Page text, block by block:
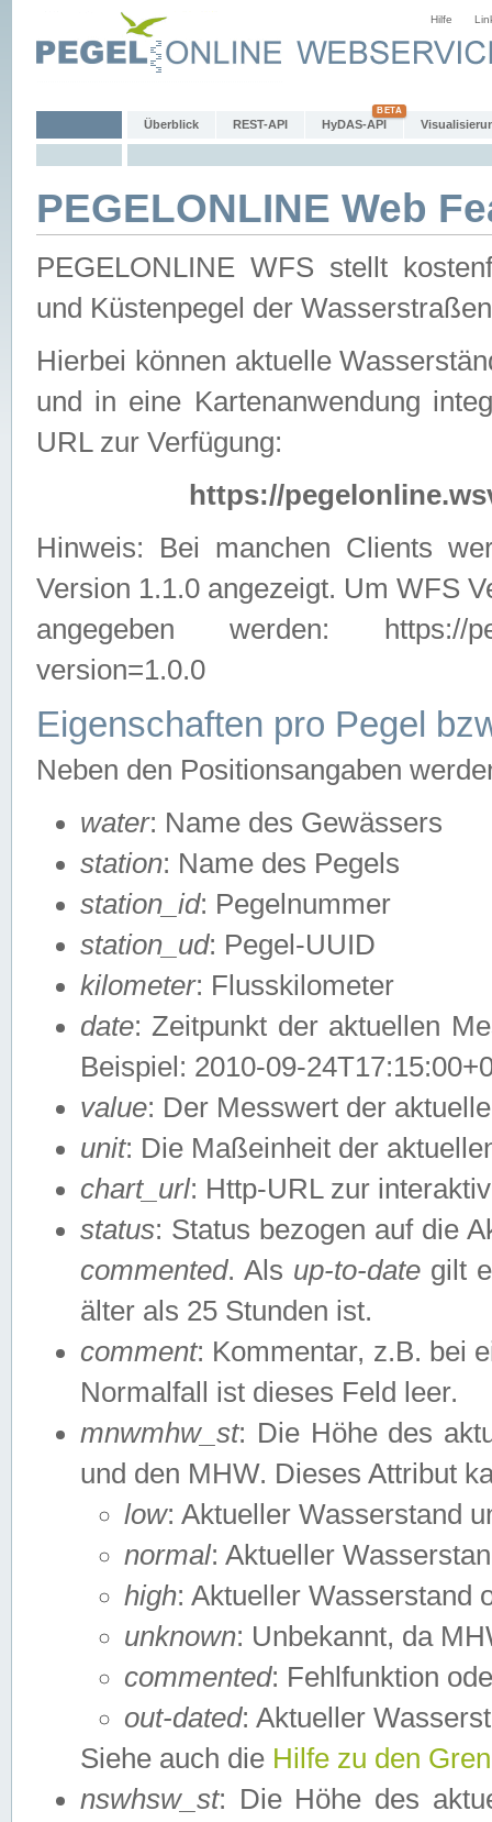
Hilfe
Überblick REST-API HyDAS-API
PEGELONLINE Web
PEGELONLINE WFS stellt
und Küstenpegel der
Hierbei können aktuelle
und in eine Kartenanwendung
URL zur Verfügung:
https://
Hinweis: Bei manchen Clients
Version 1.1.0 angezeigt. Um WFS
angegeben werden: https://
version=1.0.0
Eigenschaften pro Pegel
Neben den Positionsangaben
water: Name des Gewässers
station: Name des Pegels
station_id: Pegelnummer
station_ud: Pegel-UUID
kilometer: Flusskilometer
date: Zeitpunkt der aktuellen
Beispiel: 2010-09-
value: Der Messwert der
unit: Die Maßeinheit der
chart_url: Http-URL zur
status: Status bezogen auf die
commented. Als up-to-date gilt
älter als 25 Stunden ist.
comment: Kommentar, z.B. bei
Normalfall ist dieses Feld leer.
mnwmhw_st: Die Höhe des
und den MHW. Dieses Attribut
low: Aktueller Wasserstand
normal: Aktueller
high: Aktueller Wasserstand
unknown: Unbekannt, da
commented: Fehlfunktion
out-dated: Aktueller
Siehe auch die Hilfe zu den
nswhsw_st: Die Höhe des